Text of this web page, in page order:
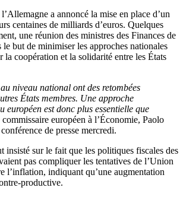
a annoncé la mise en place d’un
centaines de milliards d’euros. Quelques
une réunion des ministres des Finances de
le but de minimiser les approches nationales
la coopération et la solidarité entre les États
niveau national ont des retombées
États membres. Une approche
européen est donc plus essentielle que
commissaire européen à l’Économie, Paolo
de presse mercredi.
insisté sur le fait que les politiques fiscales des
pas compliquer les tentatives de l’Union
l’inflation, indiquant qu’une augmentation
productive.